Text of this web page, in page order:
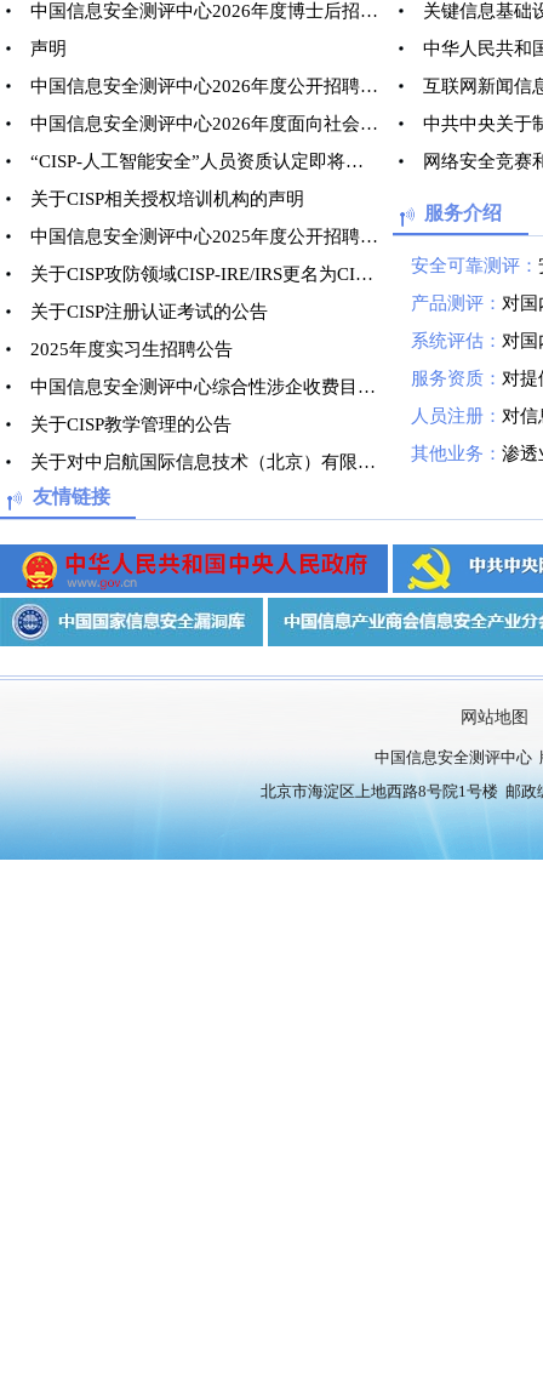
中国信息安全测评中心2026年度博士后招录启事
声明
中国信息安全测评中心2026年度公开招聘应届毕业生公告
中国信息安全测评中心2026年度面向社会公开招聘工作人员公告
“CISP-人工智能安全”人员资质认定即将推出
关于CISP相关授权培训机构的声明
中国信息安全测评中心2025年度公开招聘实习生公告
关于CISP攻防领域CISP-IRE/IRS更名为CISP-TRE/TRS的公告
关于CISP注册认证考试的公告
2025年度实习生招聘公告
中国信息安全测评中心综合性涉企收费目录清单
关于CISP教学管理的公告
关于对中启航国际信息技术（北京）有限公司的处罚公告
关键信息基础
中华人民共和
网络安全竞赛
服务介绍
安全可靠测评：
产品测评： 对国
系统评估： 对国
服务资质： 对提供信
人员注册： 对信息
其他业务： 渗透
友情链接
网站地图
中国信息安全测评中心
北京市海淀区上地西路8号院1号楼 邮